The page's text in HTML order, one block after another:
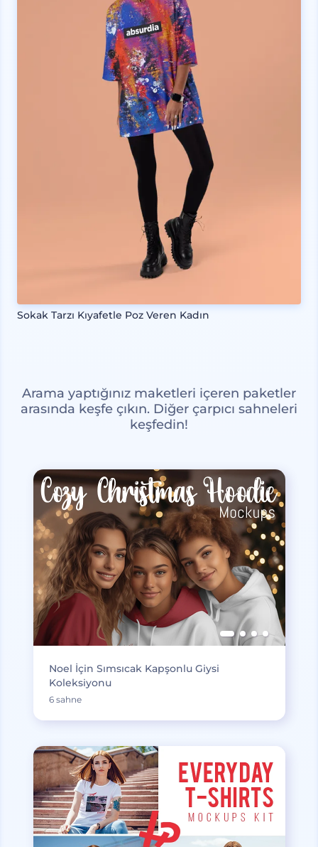
Sokak Tarzı Kıyafetle Poz Veren Kadın
Arama yaptığınız maketleri içeren paketler
arasında keşfe çıkın. Diğer çarpıcı sahneleri
keşfedin!
Noel İçin Sımsıcak Kapşonlu Giysi
Koleksiyonu
6 sahne